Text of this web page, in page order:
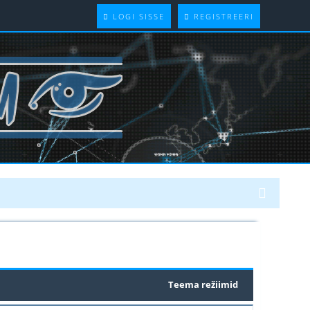
LOGI SISSE REGISTREERI
Teema režiimid